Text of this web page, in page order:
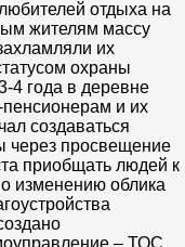
отдыха на
жителям массу
их
охраны
4 года в деревне
и их
создаваться
через просвещение
приобщать людей к
изменению облика
– ТОС